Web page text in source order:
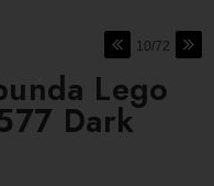
10/72
Lego
Dark